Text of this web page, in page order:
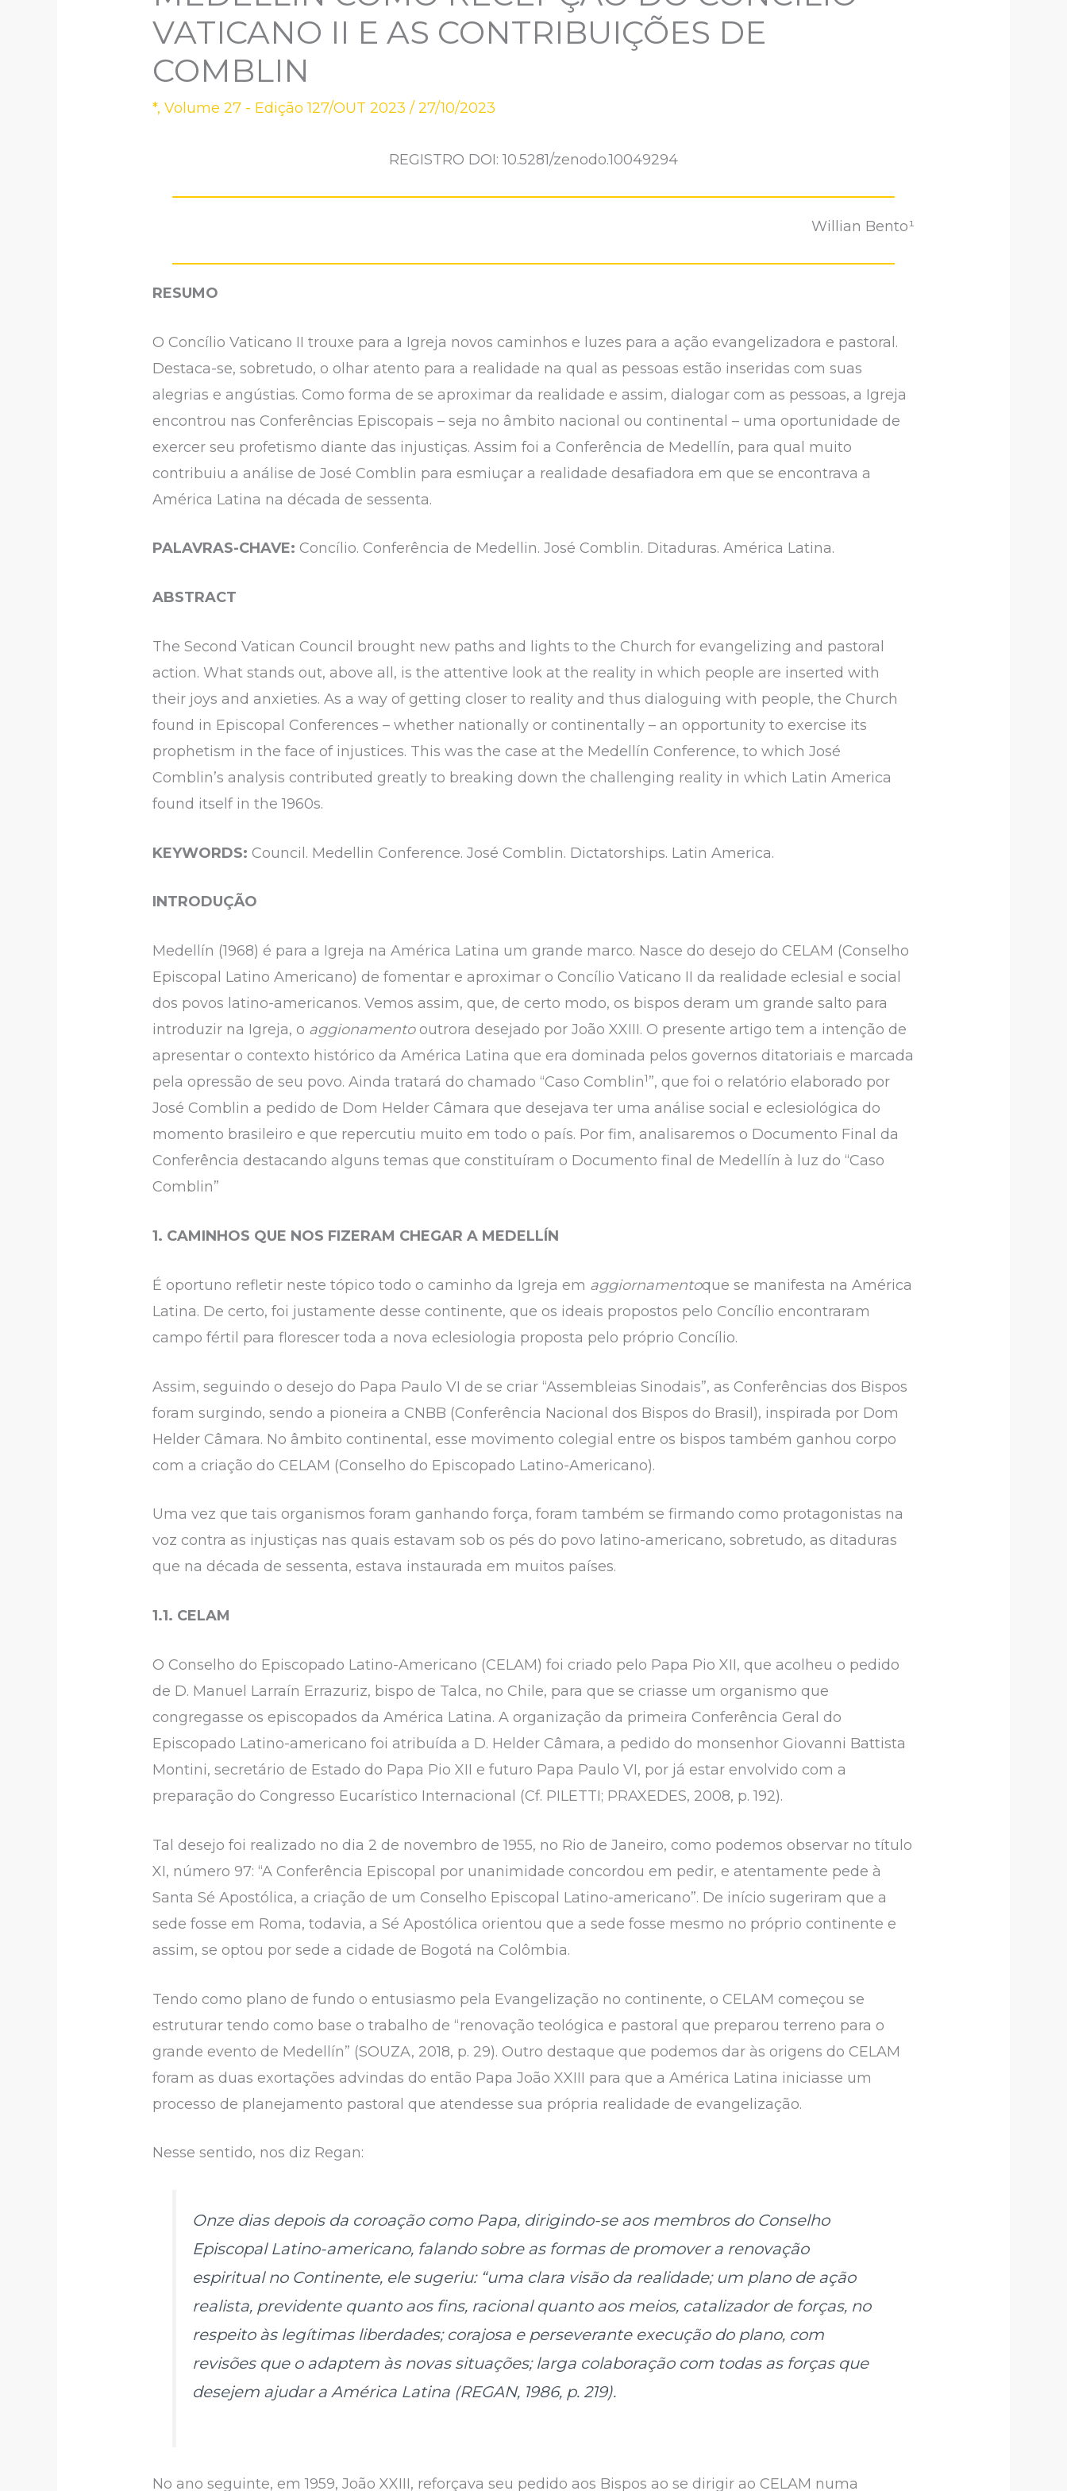
VATICANO II E AS CONTRIBUIÇÕES DE
COMBLIN
*,Volume 27 - Edição 127/OUT 2023 /27/10/2023
REGISTRO DOI: 10.5281/zenodo.10049294
Willian Bento¹
RESUMO
O Concílio Vaticano II trouxe para a Igreja novos caminhos e luzes para a ação evangelizadora e pastoral.
Destaca-se, sobretudo, o olhar atento para a realidade na qual as pessoas estão inseridas com suas
alegrias e angústias. Como forma de se aproximar da realidade e assim, dialogar com as pessoas, a Igreja
encontrou nas Conferências Episcopais – seja no âmbito nacional ou continental – uma oportunidade de
exercer seu profetismo diante das injustiças. Assim foi a Conferência de Medellín, para qual muito
contribuiu a análise de José Comblin para esmiuçar a realidade desafiadora em que se encontrava a
América Latina na década de sessenta.
PALAVRAS-CHAVE:Concílio. Conferência de Medellin. José Comblin. Ditaduras. América Latina.
ABSTRACT
The Second Vatican Council brought new paths and lights to the Church for evangelizing and pastoral
action. What stands out, above all, is the attentive look at the reality in which people are inserted with
their joys and anxieties. As a way of getting closer to reality and thus dialoguing with people, the Church
found in Episcopal Conferences – whether nationally or continentally – an opportunity to exercise its
prophetism in the face of injustices. This was the case at the Medellín Conference, to which José
Comblin’s analysis contributed greatly to breaking down the challenging reality in which Latin America
found itself in the 1960s.
KEYWORDS: Council. Medellin Conference. José Comblin. Dictatorships. Latin America.
INTRODUÇÃO
Medellín (1968) é para a Igreja na América Latina um grande marco. Nasce do desejo do CELAM (Conselho
Episcopal Latino Americano) de fomentar e aproximar o Concílio Vaticano II da realidade eclesial e social
dos povos latino-americanos. Vemos assim, que, de certo modo, os bispos deram um grande salto para
introduzir na Igreja, o aggionamento outrora desejado por João XXIII. O presente artigo tem a intenção de
apresentar o contexto histórico da América Latina que era dominada pelos governos ditatoriais e marcada
pela opressão de seu povo. Ainda tratará do chamado “Caso Comblin1”, que foi o relatório elaborado por
José Comblin a pedido de Dom Helder Câmara que desejava ter uma análise social e eclesiológica do
momento brasileiro e que repercutiu muito em todo o país. Por fim, analisaremos o Documento Final da
Conferência destacando alguns temas que constituíram o Documento final de Medellín à luz do “Caso
Comblin”
1. CAMINHOS QUE NOS FIZERAM CHEGAR A MEDELLÍN
É oportuno refletir neste tópico todo o caminho da Igreja em aggiornamentoque se manifesta na América
Latina. De certo, foi justamente desse continente, que os ideais propostos pelo Concílio encontraram
campo fértil para florescer toda a nova eclesiologia proposta pelo próprio Concílio.
Assim, seguindo o desejo do Papa Paulo VI de se criar “Assembleias Sinodais”, as Conferências dos Bispos
foram surgindo, sendo a pioneira a CNBB (Conferência Nacional dos Bispos do Brasil), inspirada por Dom
Helder Câmara. No âmbito continental, esse movimento colegial entre os bispos também ganhou corpo
com a criação do CELAM (Conselho do Episcopado Latino-Americano).
Uma vez que tais organismos foram ganhando força, foram também se firmando como protagonistas na
voz contra as injustiças nas quais estavam sob os pés do povo latino-americano, sobretudo, as ditaduras
que na década de sessenta, estava instaurada em muitos países.
1.1. CELAM
O Conselho do Episcopado Latino-Americano (CELAM) foi criado pelo Papa Pio XII, que acolheu o pedido
de D. Manuel Larraín Errazuriz, bispo de Talca, no Chile, para que se criasse um organismo que
congregasse os episcopados da América Latina. A organização da primeira Conferência Geral do
Episcopado Latino-americano foi atribuída a D. Helder Câmara, a pedido do monsenhor Giovanni Battista
Montini, secretário de Estado do Papa Pio XII e futuro Papa Paulo VI, por já estar envolvido com a
preparação do Congresso Eucarístico Internacional (Cf. PILETTI; PRAXEDES, 2008, p. 192).
Tal desejo foi realizado no dia 2 de novembro de 1955, no Rio de Janeiro, como podemos observar no título
XI, número 97: “A Conferência Episcopal por unanimidade concordou em pedir, e atentamente pede à
Santa Sé Apostólica, a criação de um Conselho Episcopal Latino-americano”. De início sugeriram que a
sede fosse em Roma, todavia, a Sé Apostólica orientou que a sede fosse mesmo no próprio continente e
assim, se optou por sede a cidade de Bogotá na Colômbia.
Tendo como plano de fundo o entusiasmo pela Evangelização no continente, o CELAM começou se
estruturar tendo como base o trabalho de “renovação teológica e pastoral que preparou terreno para o
grande evento de Medellín” (SOUZA, 2018, p. 29). Outro destaque que podemos dar às origens do CELAM
foram as duas exortações advindas do então Papa João XXIII para que a América Latina iniciasse um
processo de planejamento pastoral que atendesse sua própria realidade de evangelização.
Nesse sentido, nos diz Regan:
Onze dias depois da coroação como Papa, dirigindo-se aos membros do Conselho
Episcopal Latino-americano, falando sobre as formas de promover a renovação
espiritual no Continente, ele sugeriu: “uma clara visão da realidade; um plano de ação
realista, previdente quanto aos fins, racional quanto aos meios, catalizador de forças, no
respeito às legítimas liberdades; corajosa e perseverante execução do plano, com
revisões que o adaptem às novas situações; larga colaboração com todas as forças que
desejem ajudar a América Latina (REGAN, 1986, p. 219).
No ano seguinte, em 1959, João XXIII, reforçava seu pedido aos Bispos ao se dirigir ao CELAM numa